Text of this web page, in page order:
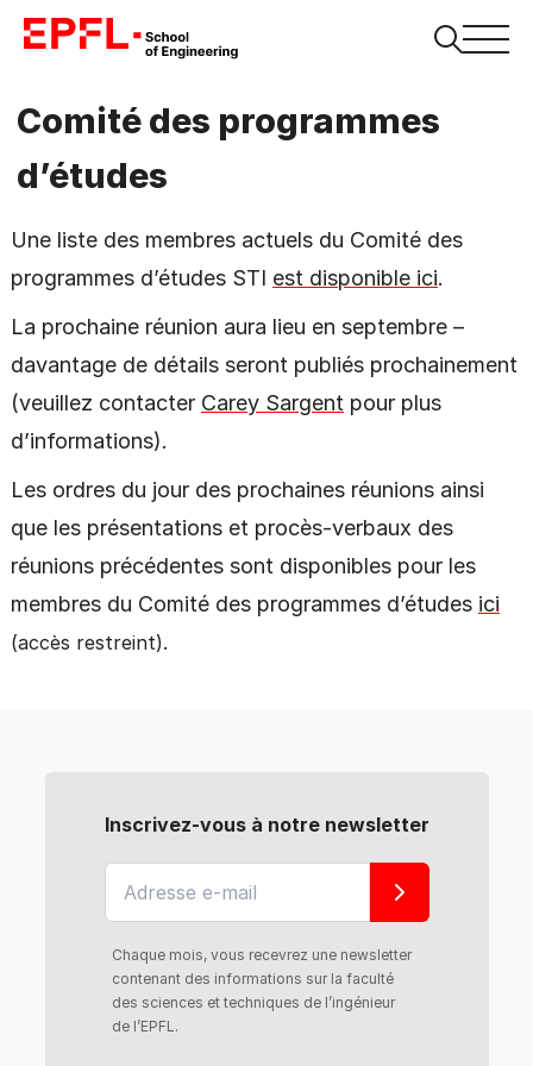
Comité des programmes
d’études
Une liste des membres actuels du Comité des
programmes d’études STI est disponible ici.
La prochaine réunion aura lieu en septembre –
davantage de détails seront publiés prochainement
(veuillez contacter Carey Sargent pour plus
d’informations).
Les ordres du jour des prochaines réunions ainsi
que les présentations et procès-verbaux des
réunions précédentes sont disponibles pour les
membres du Comité des programmes d’études ici
(accès restreint).
Inscrivez-vous à notre newsletter
Chaque mois, vous recevrez une newsletter
contenant des informations sur la faculté
des sciences et techniques de l’ingénieur
de l’EPFL.